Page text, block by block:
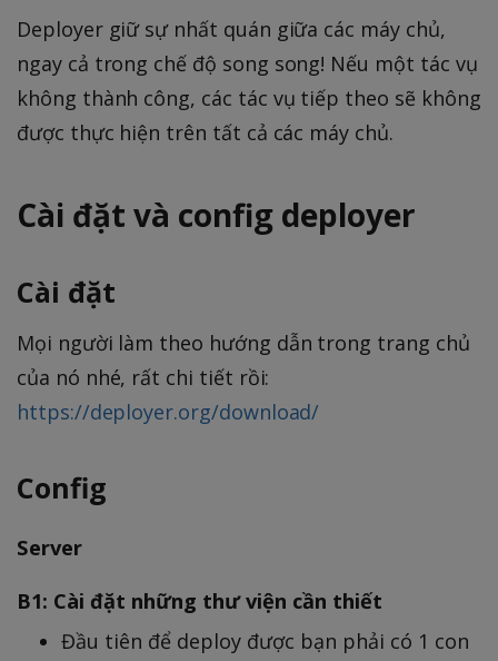
Deployer giữ sự nhất quán giữa các máy chủ,
ngay cả trong chế độ song song! Nếu một tác vụ
không thành công, các tác vụ tiếp theo sẽ không
được thực hiện trên tất cả các máy chủ.
Cài đặt và config deployer
Cài đặt
Mọi người làm theo hướng dẫn trong trang chủ
của nó nhé, rất chi tiết rồi:
https://deployer.org/download/
Config
Server
B1: Cài đặt những thư viện cần thiết
Đầu tiên để deploy được bạn phải có 1 con